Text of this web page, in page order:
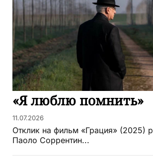
«Я люблю помнить»
11.07.2026
Отклик на фильм «Грация» (2025)
Паоло Соррентин...